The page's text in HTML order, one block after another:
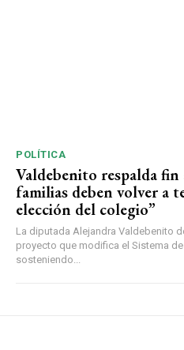
POLÍTICA
Valdebenito respalda fin
familias deben volver a
elección del colegio”
La diputada Alejandra Valdebenito
proyecto que modifica el Sistema
sosteniendo...